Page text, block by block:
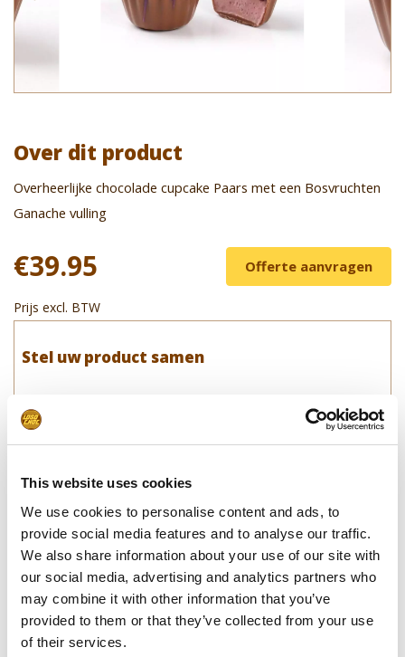
This website uses cookies
We use cookies to personalise content and ads, to
provide social media features and to analyse our traffic.
We also share information about your use of our site with
our social media, advertising and analytics partners who
may combine it with other information that you’ve
provided to them or that they’ve collected from your use
of their services.
Over dit product
Overheerlijke chocolade cupcake Paars met een Bosvruchten
Ganache vulling
€39.95 Offerte aanvragen
Prijs excl. BTW
Stel uw product samen
Opmerkingen
In winkelwagentje
**Uiteindelijke prijzen kunnen afwijken door mogelijke hercalculaties in
de winkelwagen.